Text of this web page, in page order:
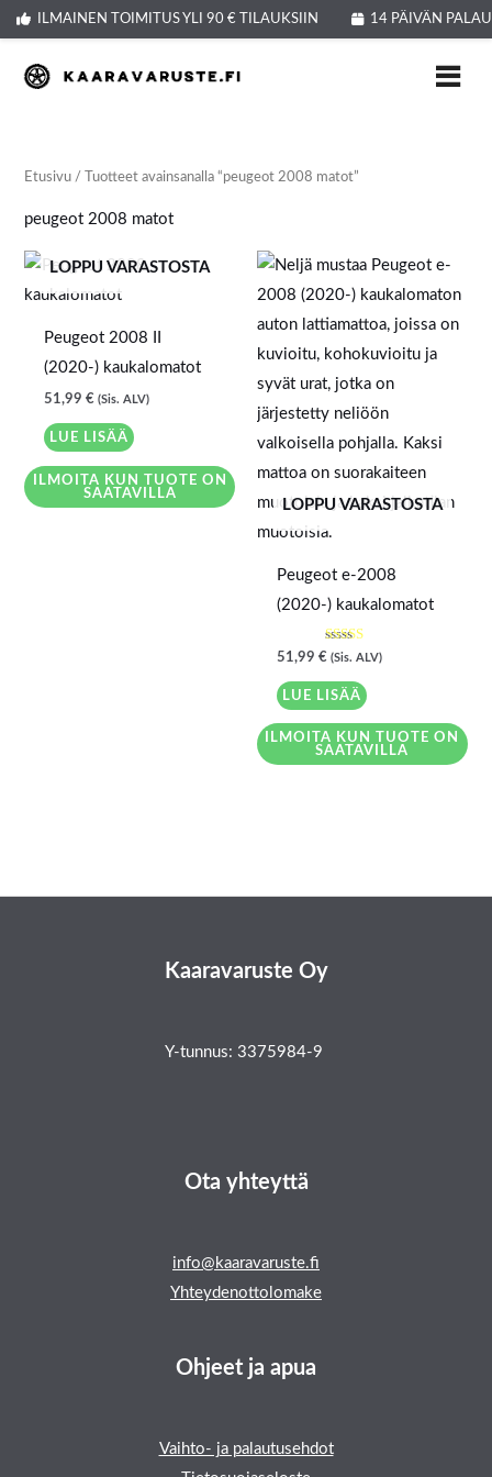
ILMAINEN TOIMITUS YLI 90 € TILAUKSIIN 14 PÄIVÄN
Siirry
sisältöön
Etusivu / Tuotteet avainsanalla “peugeot 2008 matot”
peugeot 2008 matot
LOPPU VARASTOSTA
Peugeot 2008 II
(2020-) kaukalomatot
51,99 € (Sis. ALV)
LUE LISÄÄ
ILMOITA KUN TUOTE ON
SAATAVILLA
LOPPU VARASTOSTA
Peugeot e-2008
(2020-) kaukalomatot
Arvostelu
tuotteesta:
5.00
/ 5
51,99 € (Sis. ALV)
LUE LISÄÄ
ILMOITA KUN TUOTE ON
SAATAVILLA
Kaaravaruste Oy
Y-tunnus: 3375984-9
Ota yhteyttä
info@kaaravaruste.fi
Yhteydenottolomake
Ohjeet ja apua
Vaihto- ja palautusehdot